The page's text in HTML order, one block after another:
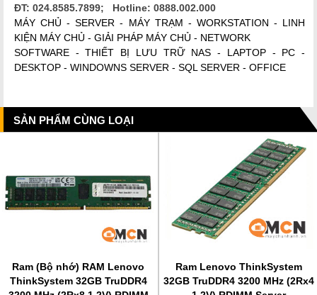
ĐT: 024.8585.7899; Hotline: 0888.002.000
MÁY CHỦ - SERVER - MÁY TRẠM - WORKSTATION - LINH
KIỆN MÁY CHỦ - GIẢI PHÁP MÁY CHỦ - NETWORK
SOFTWARE - THIẾT BỊ LƯU TRỮ NAS - LAPTOP - PC -
DESKTOP - WINDOWNS SERVER - SQL SERVER - OFFICE
SẢN PHẨM CÙNG LOẠI
Ram (Bộ nhớ) RAM Lenovo
ThinkSystem 32GB TruDDR4
Ram Lenovo ThinkSystem
32GB TruDDR4 3200 MHz (2Rx4